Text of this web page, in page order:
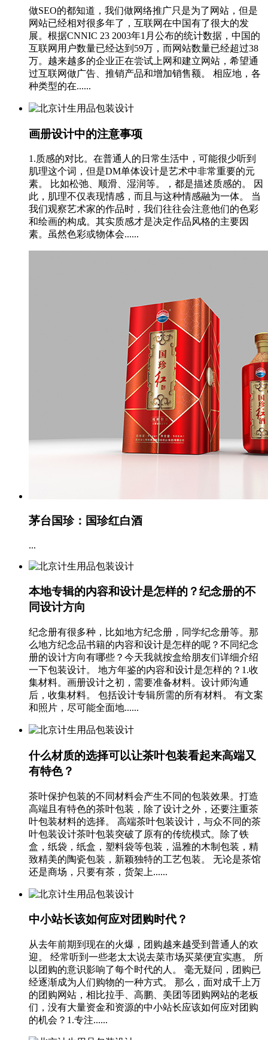
做SEO的都知道，我们做网络推广只是为了网站，但是
网站已经相对很多年了，互联网在中国有了很大的发
展。根据CNNIC 23 2003年1月公布的统计数据，中国的
互联网用户数量已经达到59万，而网站数量已经超过38
万。越来越多的企业正在尝试上网和建立网站，希望通
过互联网做广告、推销产品和增加销售额。 相应地，各
种类型的在......
画册设计中的注意事项
1.质感的对比。在普通人的日常生活中，可能很少听到
肌理这个词，但是DM单体设计是艺术中非常重要的元
素。 比如松弛、顺滑、湿润等。，都是描述质感的。 因
此，肌理不仅表现情感，而且与这种情感融为一体。 当
我们观察艺术家的作品时，我们往往会注意他们的色彩
和绘画的构成。其实质感才是决定作品风格的主要因
素。虽然色彩或物体会......
茅台国珍：国珍红白酒
...
本地专辑的内容和设计是怎样的？纪念册的不
同设计方向
纪念册有很多种，比如地方纪念册，同学纪念册等。那
么地方纪念品书籍的内容和设计是怎样的呢？不同纪念
册的设计方向有哪些？今天我就按盒给朋友们详细介绍
一下包装设计。 地方年鉴的内容和设计是怎样的？1.收
集材料。画册设计之初，需要准备材料。设计师沟通
后，收集材料。 包括设计专辑所需的所有材料。 有文案
和照片，尽可能全面地......
什么材质的选择可以让茶叶包装看起来高端又
有特色？
茶叶保护包装的不同材料会产生不同的包装效果。打造
高端且有特色的茶叶包装，除了设计之外，还要注重茶
叶包装材料的选择。 高端茶叶包装设计，与众不同的茶
叶包装设计茶叶包装突破了原有的传统模式。除了铁
盒，纸袋，纸盒，塑料袋等包装，温雅的木制包装，精
致精美的陶瓷包装，新颖独特的工艺包装。 无论是茶馆
还是商场，只要有茶，货架上......
中小站长该如何应对团购时代？
从去年前期到现在的火爆，团购越来越受到普通人的欢
迎。 经常听到一些老太太说去菜市场买菜便宜实惠。 所
以团购的意识影响了每个时代的人。 毫无疑问，团购已
经逐渐成为人们购物的一种方式。 那么，面对成千上万
的团购网站，相比拉手、高鹏、美团等团购网站的老板
们，没有大量资金和资源的中小站长应该如何应对团购
的机会？1.专注......